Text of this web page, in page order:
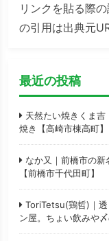
リンクを貼る際
の引用は出典元
最近の投稿
天然たい焼きくま
焼き【高崎市棟高町】
なか又｜前橋市の新
【前橋市千代田町】
ToriTetsu(鶏哲)｜透
ン屋。ちょい飲みや